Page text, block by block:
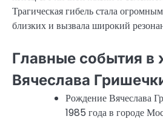
Трагическая гибель стала
близких и вызвала широкий
Главные события в
Вячеслава
Рождение Вячеслава
1985 года в городе